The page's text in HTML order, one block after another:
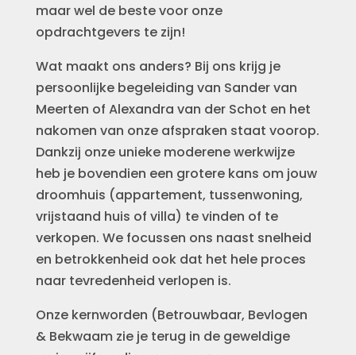
maar wel de beste voor onze
opdrachtgevers te zijn!
Wat maakt ons anders? Bij ons krijg je
persoonlijke begeleiding van Sander van
Meerten of Alexandra van der Schot en het
nakomen van onze afspraken staat voorop.
Dankzij onze unieke moderene werkwijze
heb je bovendien een grotere kans om jouw
droomhuis (appartement, tussenwoning,
vrijstaand huis of villa) te vinden of te
verkopen. We focussen ons naast snelheid
en betrokkenheid ook dat het hele proces
naar tevredenheid verlopen is.
Onze kernworden (Betrouwbaar, Bevlogen
& Bekwaam zie je terug in de geweldige